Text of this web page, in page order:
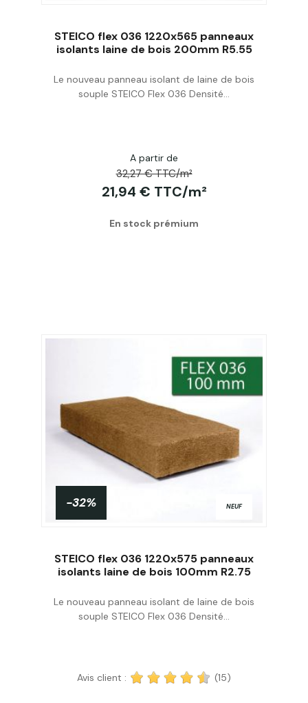
Acheter
STEICO flex 036 1220x565 panneaux
isolants laine de bois 200mm R5.55
Le nouveau panneau isolant de laine de bois
souple STEICO Flex 036 Densité...
A partir de
32,27 € TTC/m²
21,94 € TTC/m²
En stock prémium
Acheter
-32% NEUF
STEICO flex 036 1220x575 panneaux
isolants laine de bois 100mm R2.75
Le nouveau panneau isolant de laine de bois
souple STEICO Flex 036 Densité...
Avis client : (15)